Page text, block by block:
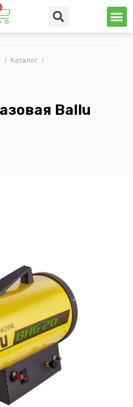
/ Каталог /
Ballu